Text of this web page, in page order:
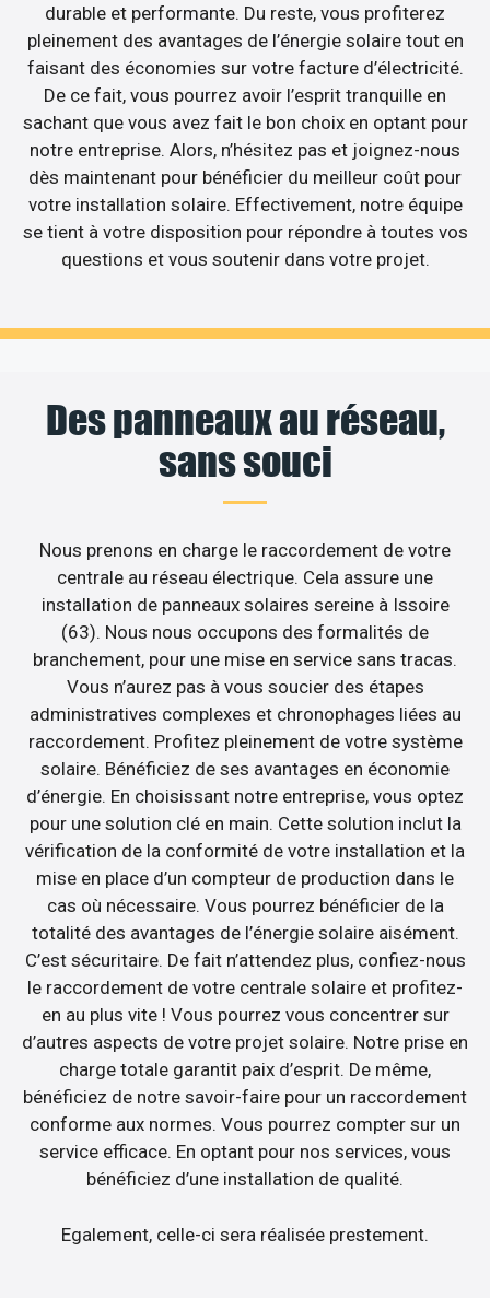
durable et performante. Du reste, vous profiterez
pleinement des avantages de l’énergie solaire tout en
faisant des économies sur votre facture d’électricité.
De ce fait, vous pourrez avoir l’esprit tranquille en
sachant que vous avez fait le bon choix en optant pour
notre entreprise. Alors, n’hésitez pas et joignez-nous
dès maintenant pour bénéficier du meilleur coût pour
votre installation solaire. Effectivement, notre équipe
se tient à votre disposition pour répondre à toutes vos
questions et vous soutenir dans votre projet.
Des panneaux au réseau,
sans souci
Nous prenons en charge le raccordement de votre
centrale au réseau électrique. Cela assure une
installation de panneaux solaires sereine à Issoire
(63). Nous nous occupons des formalités de
branchement, pour une mise en service sans tracas.
Vous n’aurez pas à vous soucier des étapes
administratives complexes et chronophages liées au
raccordement. Profitez pleinement de votre système
solaire. Bénéficiez de ses avantages en économie
d’énergie. En choisissant notre entreprise, vous optez
pour une solution clé en main. Cette solution inclut la
vérification de la conformité de votre installation et la
mise en place d’un compteur de production dans le
cas où nécessaire. Vous pourrez bénéficier de la
totalité des avantages de l’énergie solaire aisément.
C’est sécuritaire. De fait n’attendez plus, confiez-nous
le raccordement de votre centrale solaire et profitez-
en au plus vite ! Vous pourrez vous concentrer sur
d’autres aspects de votre projet solaire. Notre prise en
charge totale garantit paix d’esprit. De même,
bénéficiez de notre savoir-faire pour un raccordement
conforme aux normes. Vous pourrez compter sur un
service efficace. En optant pour nos services, vous
bénéficiez d’une installation de qualité.
Egalement, celle-ci sera réalisée prestement.